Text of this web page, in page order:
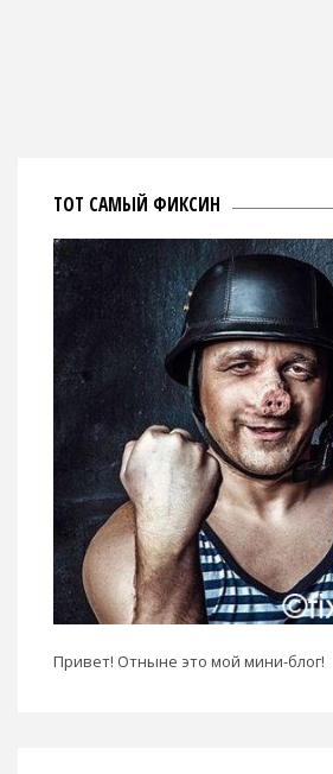
ТОТ САМЫЙ ФИКСИН
Привет! Отныне это мой мини-блог!